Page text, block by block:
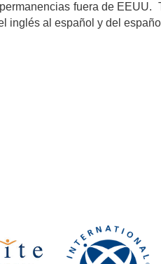
fuera de EEUU.
inglés al español y del